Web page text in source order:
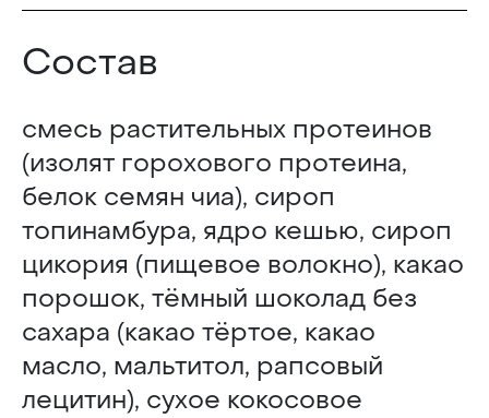
Состав
смесь растительных протеинов
(изолят горохового протеина,
белок семян чиа), сироп
топинамбура, ядро кешью, сироп
цикория (пищевое волокно), какао
порошок, тёмный шоколад без
сахара (какао тёртое, какао
масло, мальтитол, рапсовый
лецитин), сухое кокосовое